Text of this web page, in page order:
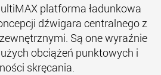
platforma ładunkowa
dźwigara centralnego z
Są one wyraźnie
obciążeń punktowych i
skręcania.